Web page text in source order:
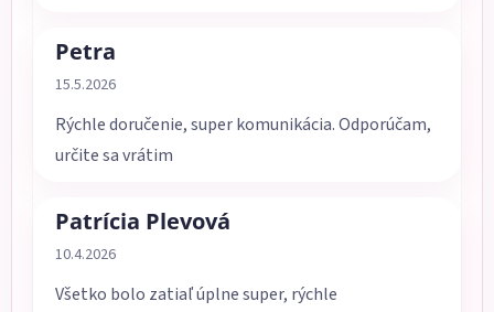
Petra
Hodnotenie obchodu je 5 z 5 hviezdičiek.
15.5.2026
Rýchle doručenie, super komunikácia. Odporúčam,
určite sa vrátim
Patrícia Plevová
Hodnotenie obchodu je 5 z 5 hviezdičiek.
10.4.2026
Všetko bolo zatiaľ úplne super, rýchle